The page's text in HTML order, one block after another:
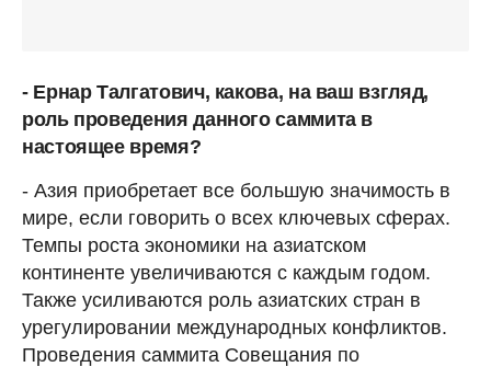
- Ернар Талгатович, какова, на ваш взгляд,
роль проведения данного саммита в
настоящее время?
- Азия приобретает все большую значимость в
мире, если говорить о всех ключевых сферах.
Темпы роста экономики на азиатском
континенте увеличиваются с каждым годом.
Также усиливаются роль азиатских стран в
урегулировании международных конфликтов.
Проведения саммита Совещания по